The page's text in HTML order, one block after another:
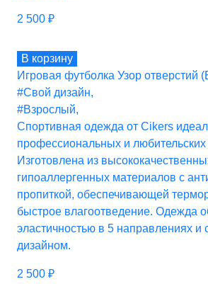
2 500 ₽
В корзину
Игровая футболка Узор отверстий
#Свой дизайн,
#Взрослый,
Спортивная одежда от Cikers
профессиональных и
Изготовлена из
гипоаллергенных материалов с
пропиткой, обеспечивающей
быстрое влагоотведение. Одежда
эластичностью в 5 направлениях и
дизайном.
2 500 ₽